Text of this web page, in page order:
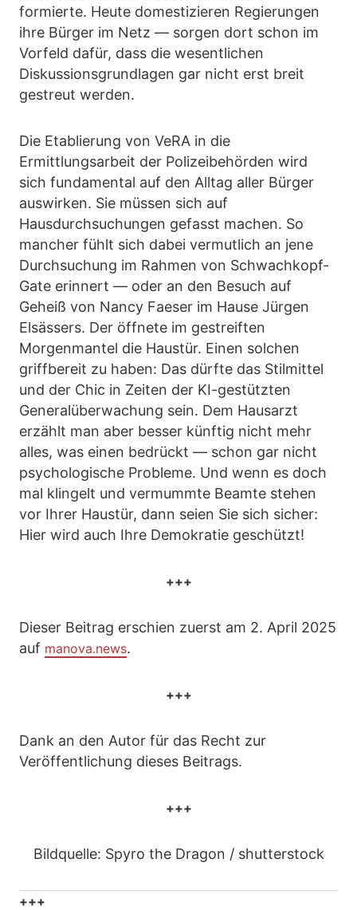
formierte. Heute domestizieren Regierungen
ihre Bürger im Netz — sorgen dort schon im
Vorfeld dafür, dass die wesentlichen
Diskussionsgrundlagen gar nicht erst breit
gestreut werden.
Die Etablierung von VeRA in die
Ermittlungsarbeit der Polizeibehörden wird
sich fundamental auf den Alltag aller Bürger
auswirken. Sie müssen sich auf
Hausdurchsuchungen gefasst machen. So
mancher fühlt sich dabei vermutlich an jene
Durchsuchung im Rahmen von Schwachkopf-
Gate erinnert — oder an den Besuch auf
Geheiß von Nancy Faeser im Hause Jürgen
Elsässers. Der öffnete im gestreiften
Morgenmantel die Haustür. Einen solchen
griffbereit zu haben: Das dürfte das Stilmittel
und der Chic in Zeiten der KI-gestützten
Generalüberwachung sein. Dem Hausarzt
erzählt man aber besser künftig nicht mehr
alles, was einen bedrückt — schon gar nicht
psychologische Probleme. Und wenn es doch
mal klingelt und vermummte Beamte stehen
vor Ihrer Haustür, dann seien Sie sich sicher:
Hier wird auch Ihre Demokratie geschützt!
+++
Dieser Beitrag erschien zuerst am 2. April 2025
auf manova.news.
+++
Dank an den Autor für das Recht zur
Veröffentlichung dieses Beitrags.
+++
Bildquelle: Spyro the Dragon / shutterstock
+++